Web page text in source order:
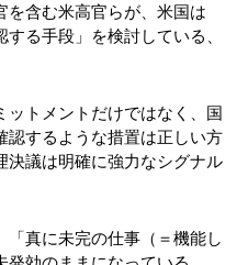
を含む米高官らが、米国は
する手段」を検討している、
ットメントだけではなく、国
認するような措置は正しい方
決議は明確に強力なシグナル
「真に未完の仕事（＝機能し